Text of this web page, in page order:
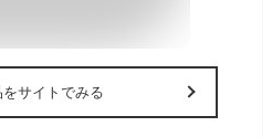
をサイトでみる